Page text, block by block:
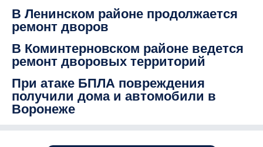
В Ленинском районе продолжается
ремонт дворов
В Коминтерновском районе ведется
ремонт дворовых территорий
При атаке БПЛА повреждения
получили дома и автомобили в
Воронеже